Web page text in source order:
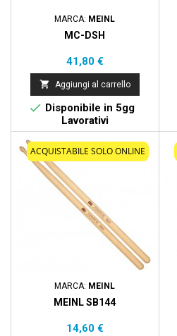
MARCA: MEINL
MC-DSH
Prezzo
41,80 €
 Aggiungi al carrello
 Disponibile in 5gg
Lavorativi
ACQUISTABILE SOLO ONLINE
MARCA: MEINL
MEINL SB144
Prezzo
14,60 €